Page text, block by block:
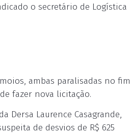
o secretário de Logística
ambas paralisadas no fim
fazer nova licitação.
Dersa Laurence Casagrande,
de desvios de R$ 625